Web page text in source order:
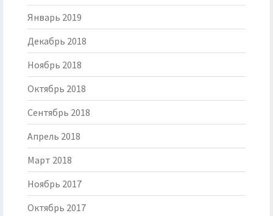
Январь 2019
Декабрь 2018
Ноябрь 2018
Октябрь 2018
Сентябрь 2018
Апрель 2018
Март 2018
Ноябрь 2017
Октябрь 2017